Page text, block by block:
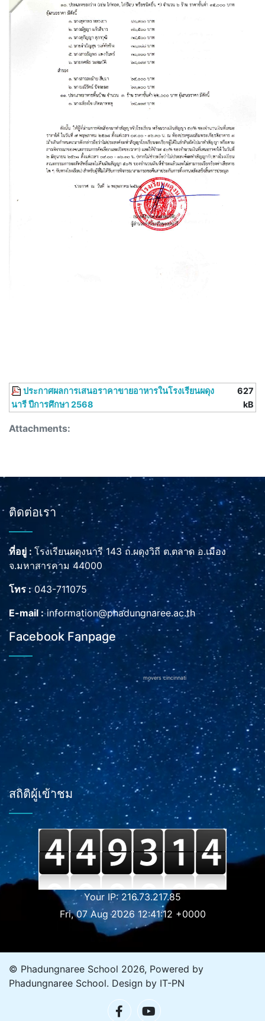
Attachments:
ประกาศผลการเสนอราคาขายอาหารในโรงเรียนผดุง
นารี ปีการศึกษา 2568
627
kB
ติดต่อเรา
ที่อยู่ : โรงเรียนผดุงนารี 143 ถ.ผดุงวิถี ต.ตลาด อ.เมือง
จ.มหาสารคาม 44000
โทร :043-711075
E-mail :information@phadungnaree.ac.th
Facebook Fanpage
movers cincinnati
สถิติผู้เข้าชม
Your IP: 216.73.217.85
Fri, 07 Aug 2026 12:41:12 +0000
© Phadungnaree School 2026, Powered by
Phadungnaree School. Design by IT-PN